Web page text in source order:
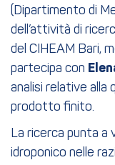
(Dipartimento di
dell’attività di
del CIHEAM Bari,
partecipa con
analisi relative alla
prodotto finito.
La ricerca punta a
idroponico nelle